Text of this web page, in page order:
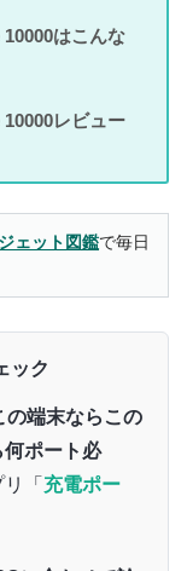
はこんな
レビュー
ェット図鑑で毎日
ック
の端末ならこの
ポート必
「 充電ポー